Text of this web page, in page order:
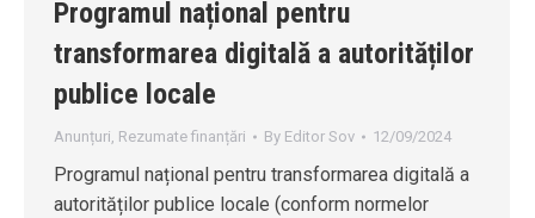
Programul național pentru
transformarea digitală a autorităților
publice locale
Anunțuri, Rezumate finanțări By Editor Sov 12/09/2024
Programul național pentru transformarea digitală a
autorităților publice locale (conform normelor